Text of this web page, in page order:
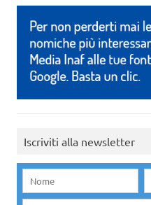
Iscriviti alla newsletter